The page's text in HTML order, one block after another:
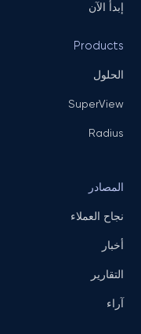
إبدأ الآن
Products
الحلول
SuperView
Radius
المصادر
نجاح العملاء
أخبار
التقارير
آراء